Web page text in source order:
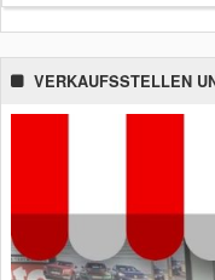
VERKAUFSSTELLEN